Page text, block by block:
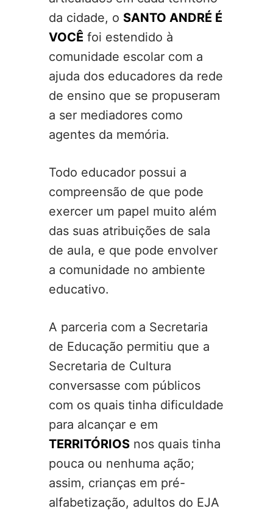
da cidade, o SANTO ANDRÉ É
VOCÊ foi estendido à
comunidade escolar com a
ajuda dos educadores da rede
de ensino que se propuseram
a ser mediadores como
agentes da memória.
Todo educador possui a
compreensão de que pode
exercer um papel muito além
das suas atribuições de sala
de aula, e que pode envolver
a comunidade no ambiente
educativo.
A parceria com a Secretaria
de Educação permitiu que a
Secretaria de Cultura
conversasse com públicos
com os quais tinha dificuldade
para alcançar e em
TERRITÓRIOS nos quais tinha
pouca ou nenhuma ação;
assim, crianças em pré-
alfabetização, adultos do EJA